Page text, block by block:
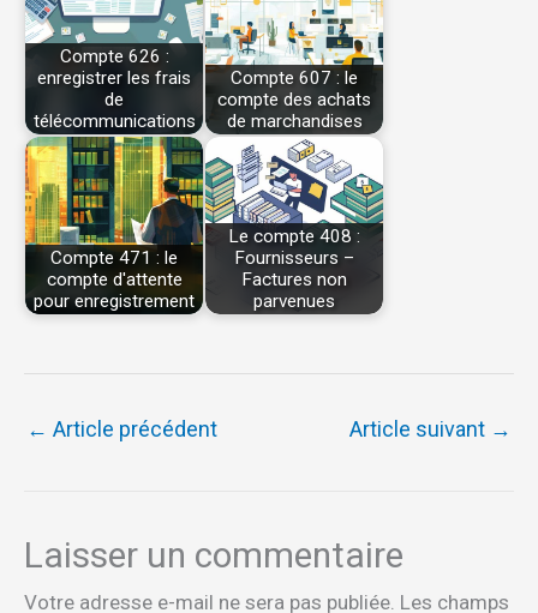
Compte 626 :
enregistrer les frais
de
télécommunications
Compte 607 : le
compte des achats
de marchandises
Compte 471 : le
compte d'attente
pour enregistrement
Le compte 408 :
Fournisseurs –
Factures non
parvenues
← Article précédent Article suivant →
Laisser un commentaire
Votre adresse e-mail ne sera pas publiée. Les champs